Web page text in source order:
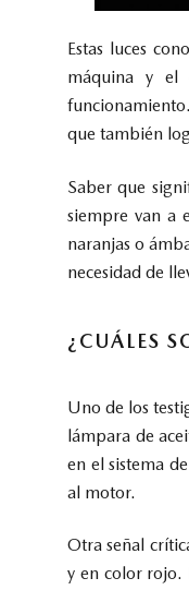
Estas luces
máquina y el
que también
Saber que
siempre van a
naranjas o
necesidad de
¿CUÁLES
Uno de los
lámpara de
en el sistema
al motor.
Otra señal
y en color rojo.